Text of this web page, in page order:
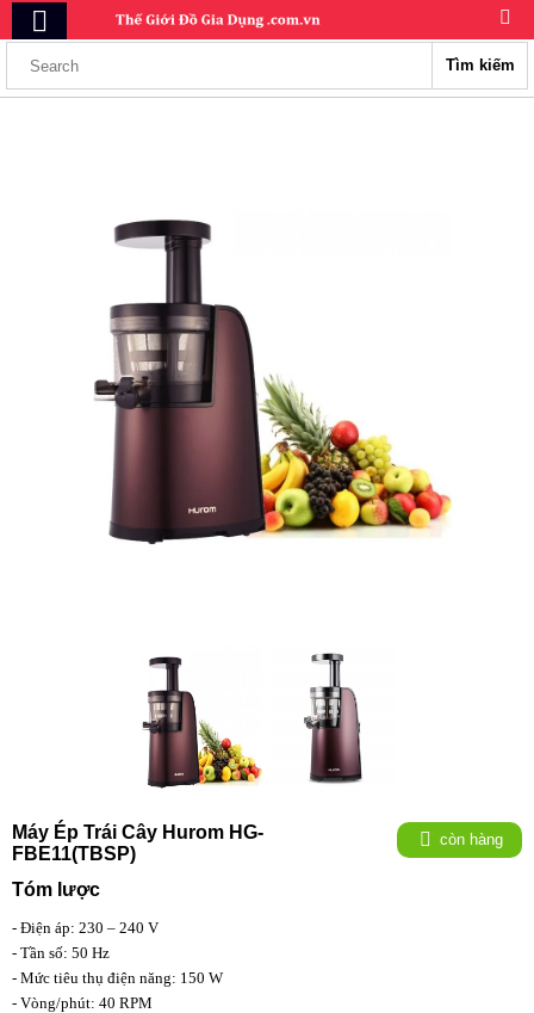
Tìm kiếm
Máy Ép Trái Cây Hurom HG-
FBE11(TBSP)
còn hàng
Tóm lược
- Điện áp: 230 – 240 V
- Tần số: 50 Hz
- Mức tiêu thụ điện năng: 150 W
- Vòng/phút: 40 RPM